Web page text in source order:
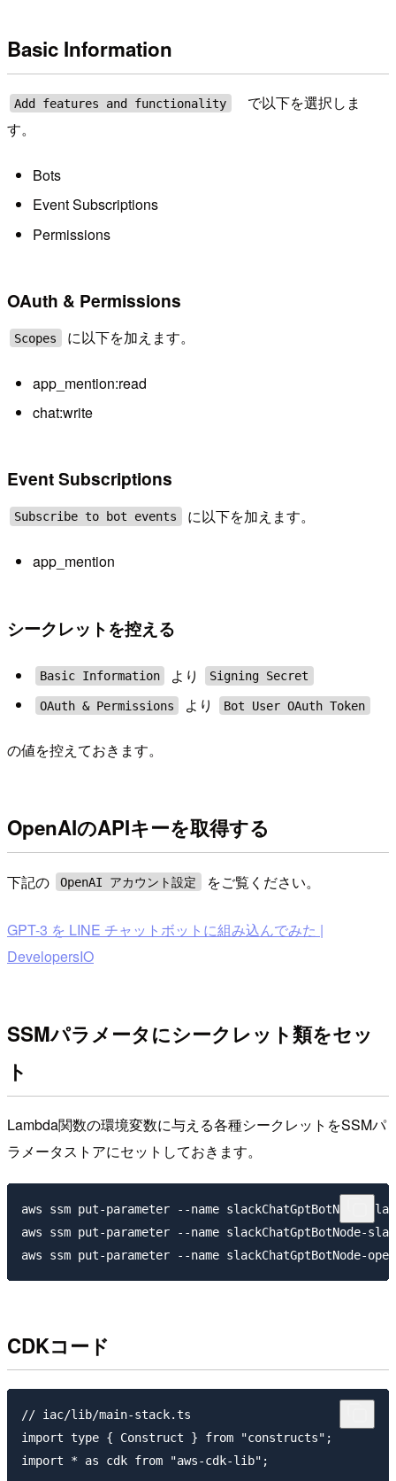
Basic Information
Add features and functionality
で以下を選択しま
す。
Bots
Event Subscriptions
Permissions
OAuth & Permissions
Scopes に以下を加えます。
app_mention:read
chat:write
Event Subscriptions
Subscribe to bot events に以下を加えます。
app_mention
シークレットを控える
Basic Information より Signing Secret
OAuth & Permissions より Bot User OAuth Token
の値を控えておきます。
OpenAIのAPIキーを取得する
下記の OpenAI アカウント設定 をご覧ください。
GPT-3 を LINE チャットボットに組み込んでみた |
DevelopersIO
SSMパラメータにシークレット類をセッ
ト
Lambda関数の環境変数に与える各種シークレットをSSMパ
ラメータストアにセットしておきます。
aws ssm put-parameter --name
aws ssm put-parameter --name
CDKコード
// iac/lib/main-stack.ts
import type { Construct } from "constructs";
import * as cdk from "aws-cdk-lib";